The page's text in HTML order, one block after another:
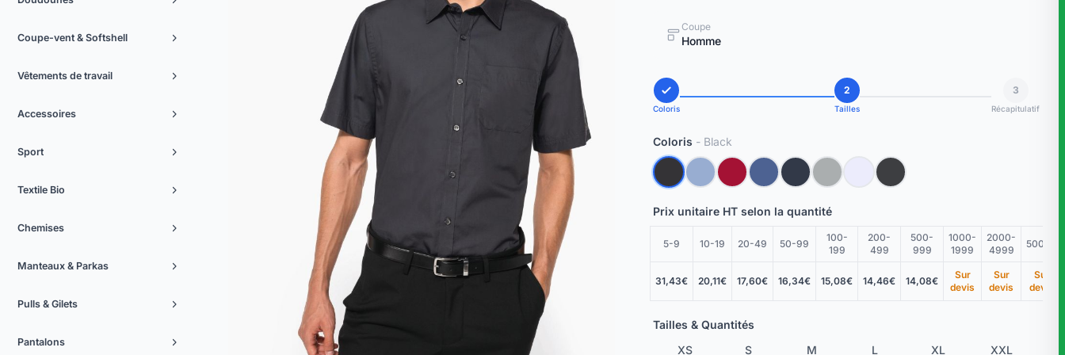
Coupe-vent & Softshell
Vêtements de travail
Accessoires
Sport
Textile Bio
Chemises
Manteaux & Parkas
Pulls & Gilets
Pantalons
Coupe
Homme
Coloris
2
Tailles
3
Récapitulatif
Coloris - Black
Prix unitaire HT selon la quantité
5-9 10-19 20-49 50-99
100-
199
200-
499
500-
999
1000-
1999
2000-
4999
5000+
31,43€ 20,11€ 17,60€ 16,34€ 15,08€ 14,46€ 14,08€
Sur
devis
Sur
devis
Sur
devis
Tailles & Quantités
XS
S M L XL XXL